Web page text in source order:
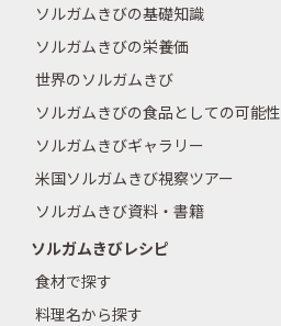
ソルガムきびの基礎知識
ソルガムきびの栄養価
世界のソルガムきび
ソルガムきびの食品としての可能性
ソルガムきびギャラリー
米国ソルガムきび視察ツアー
ソルガムきび資料・書籍
ソルガムきびレシピ
食材で探す
料理名から探す